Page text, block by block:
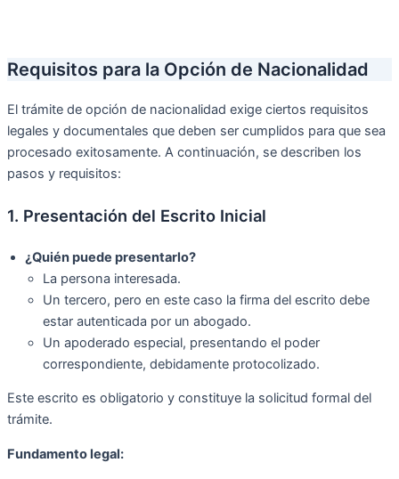
Requisitos para la Opción de Nacionalidad
El trámite de opción de nacionalidad exige ciertos requisitos
legales y documentales que deben ser cumplidos para que sea
procesado exitosamente. A continuación, se describen los
pasos y requisitos:
1. Presentación del Escrito Inicial
¿Quién puede presentarlo?
La persona interesada.
Un tercero, pero en este caso la firma del escrito debe
estar autenticada por un abogado.
Un apoderado especial, presentando el poder
correspondiente, debidamente protocolizado.
Este escrito es obligatorio y constituye la solicitud formal del
trámite.
Fundamento legal: